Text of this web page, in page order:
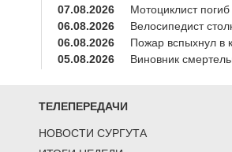
07.08.2026
Мотоциклист
06.08.2026
Велосипедист
06.08.2026
Пожар вспыхнул в
05.08.2026
Виновник
ТЕЛЕПЕРЕДАЧИ
НОВОСТИ СУРГУТА